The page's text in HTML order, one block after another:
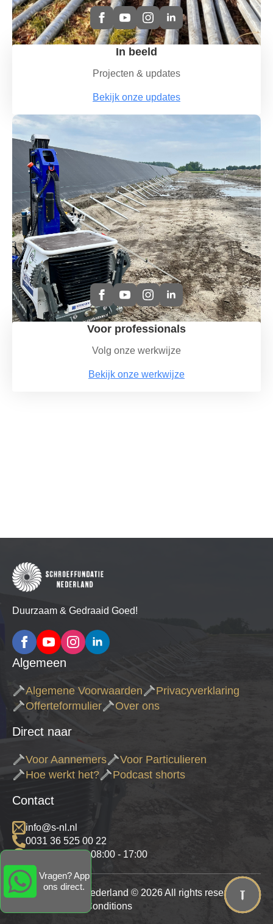
In beeld
Projecten & updates
Bekijk onze updates
Voor professionals
Volg onze werkwijze
Bekijk onze werkwijze
Duurzaam & Gedraaid Goed!
Algemeen
Algemene Voorwaarden
Privacyverklaring
Offerteformulier
Over ons
Direct naar
Voor Aannemers
Voor Particulieren
Hoe werkt het?
Podcast shorts
Contact
info@s-nl.nl
0031 36 525 00 22
Open ma - vrij: 08:00 - 17:00
Schroeffundatie Nederland © 2026 All rights reserved.
Privacy & Policy Conditions
Vragen? App
ons direct.